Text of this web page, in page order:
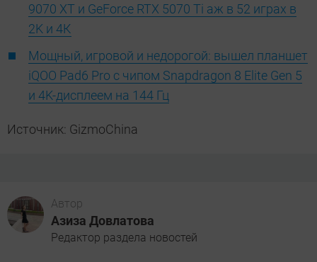
9070 XT и GeForce RTX 5070 Ti аж в 52 играх в
2K и 4К
Мощный, игровой и недорогой: вышел планшет
iQOO Pad6 Pro с чипом Snapdragon 8 Elite Gen 5
и 4K-дисплеем на 144 Гц
Источник: GizmoChina
Автор
Азиза Довлатова
Редактор раздела новостей